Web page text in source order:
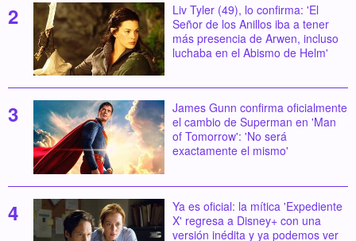
Liv Tyler (49), lo confirma: 'El
Señor de los Anillos iba a tener
más presencia de Arwen, incluso
luchaba en el Abismo de Helm'
James Gunn confirma oficialmente
el cambio de Superman en 'Man
of Tomorrow': 'No será
exactamente el mismo'
Ya es oficial: la mítica 'Expediente
X' regresa a Disney+ con una
versión inédita y ya podemos ver